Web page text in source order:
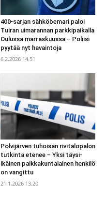
400-sarjan sähköbemari paloi
Tuiran uimarannan parkkipaikalla
Oulussa marraskuussa – Poliisi
pyytää nyt havaintoja
6.2.2026 14.51
Polvijärven tuhoisan rivitalopalon
tutkinta etenee – Yksi täysi-
ikäinen paikkakuntalainen henkilö
on vangittu
21.1.2026 13.20